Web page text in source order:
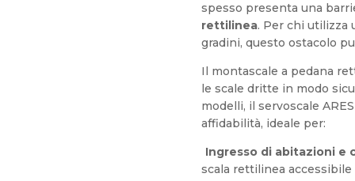
spesso presenta una
rettilinea. Per chi utilizza
gradini, questo ostacolo
Il montascale a pedana
le scale dritte in modo
modelli, il servoscale
affidabilità, ideale per:
Ingresso di abitazioni e
scala rettilinea